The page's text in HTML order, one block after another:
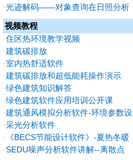
面积和可开启窗扇
·光迹解码——对象查询在日照分析
中的妙用
视频教程
·住区热环境教学视频
·建筑碳排放
·室内热舒适软件
·建筑碳排放和超低能耗操作演示
·绿色建筑知识解答
·绿色建筑软件应用培训公开课
·建筑通风模拟分析软件-环境参数设
置及分析技巧
·采光分析软件
·
《BECS节能设计软件》-夏热冬暖
地区外遮阳及保温隔热常用做法。
·SEDU噪声分析软件讲解--离散点